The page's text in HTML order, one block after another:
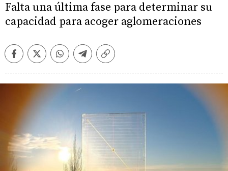
Falta una última fase para determinar su
capacidad para acoger aglomeraciones
FacebookTwitterWhatsappTelegramCopiar